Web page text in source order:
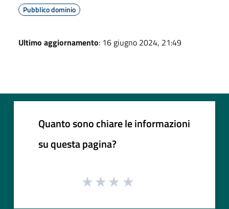
Pubblico dominio
Ultimo aggiornamento: 16 giugno 2024, 21:49
Quanto sono chiare le informazioni
su questa pagina?